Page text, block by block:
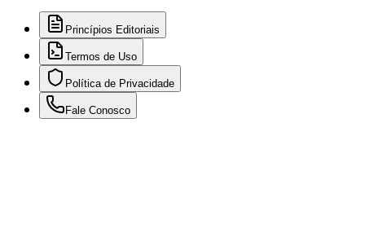
Princípios Editoriais
Termos de Uso
Política de Privacidade
Fale Conosco